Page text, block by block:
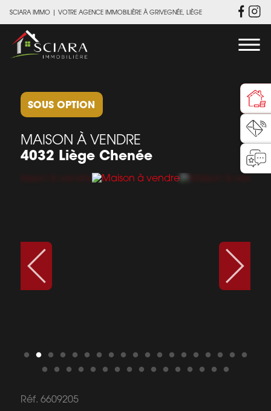
SCIARA IMMO | VOTRE AGENCE IMMOBILIÈRE À GRIVEGNÉE, LIÈGE
SOUS OPTION
MAISON À VENDRE
4032 Liège Chenée
Réf. 6609205